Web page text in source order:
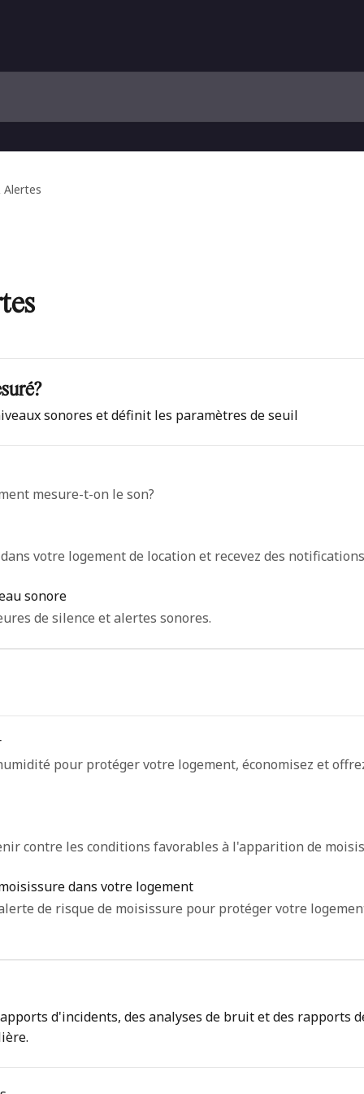
Alertes
sonores et définit les paramètres de seuil
mesure-t-on le son?
votre logement de location et recevez des
sonore
de silence et alertes sonores.
pour protéger votre logement, économisez et
contre les conditions favorables à l'apparition de
dans votre logement
de risque de moisissure pour protéger votre
d'incidents, des analyses de bruit et des rapports